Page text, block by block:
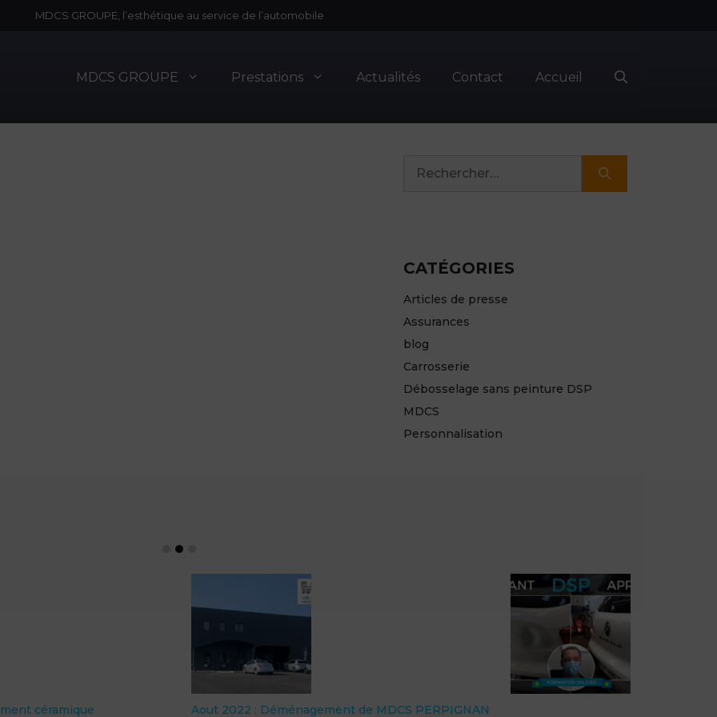
MDCS GROUPE, l’esthétique au service de l’automobile
MDCS GROUPE Prestations Actualités Contact Accueil
CATÉGORIES
Articles de presse
Assurances
blog
Carrosserie
Débosselage sans peinture DSP
MDCS
Personnalisation